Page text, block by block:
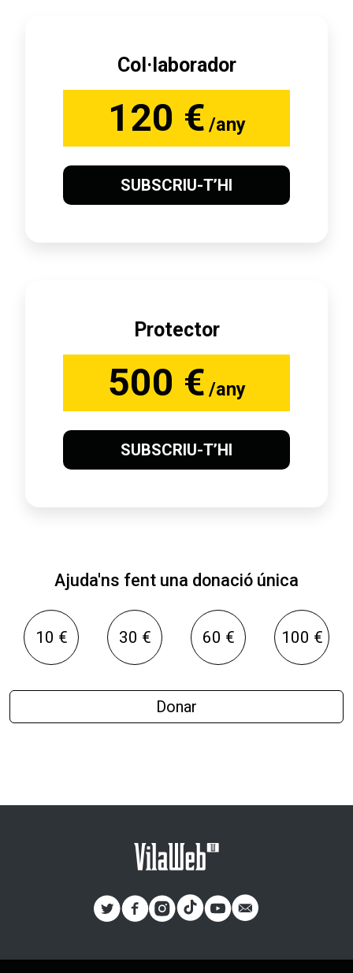
Col·laborador
120 € /any
SUBSCRIU-T’HI
Protector
500 € /any
SUBSCRIU-T’HI
Ajuda'ns fent una donació única
10 € 30 € 60 € 100 €
Donar